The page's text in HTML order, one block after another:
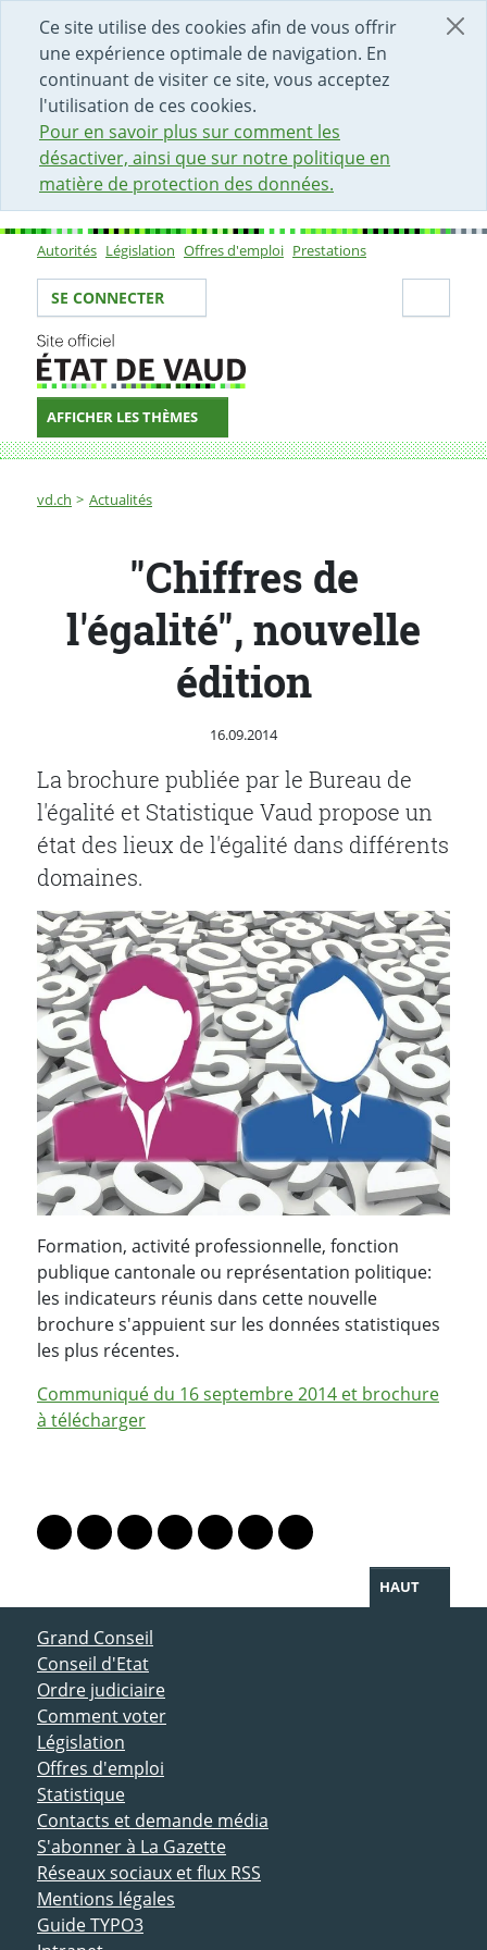
Ce site utilise des cookies afin de vous offrir
une expérience optimale de navigation. En
continuant de visiter ce site, vous acceptez
l'utilisation de ces cookies.
Pour en savoir plus sur comment les
désactiver, ainsi que sur notre politique en
matière de protection des données.
DÉBUT DU CONTENU DE LA PAGE
ACCÈS AU CHAMP DE RECHERCHE
PAGE D'ACCUEIL
FORMULAIRE DE CONTACT
Sous-navigation
Autorités Législation Offres d'emploi Prestations
Votre identité
SE CONNECTER
AFFICHER LES THÈMES
Fil d'Ariane
vd.ch Actualités
"Chiffres de l'égalité", nouvelle édition
"Chiffres de
l'égalité", nouvelle
édition
Publié le
16.09.2014
La brochure publiée par le Bureau de
l'égalité et Statistique Vaud propose un
état des lieux de l'égalité dans différents
domaines.
Formation, activité professionnelle, fonction
publique cantonale ou représentation politique:
les indicateurs réunis dans cette nouvelle
brochure s'appuient sur les données statistiques
les plus récentes.
Communiqué du 16 septembre 2014 et brochure
à télécharger
Lien vers le profil Mastodon
Lien vers le profil Bluesky
Lien vers le profil Instagram
Lien vers le profil Linkedin
Lien vers le profil Facebook
Lien vers le profil Twitter
Partager par WhatsApp
HAUT
ACCÈS DIRECT
Grand Conseil
Conseil d'Etat
Ordre judiciaire
Comment voter
Législation
Offres d'emploi
Statistique
Contacts et demande média
S'abonner à La Gazette
Réseaux sociaux et flux RSS
Mentions légales
Guide TYPO3